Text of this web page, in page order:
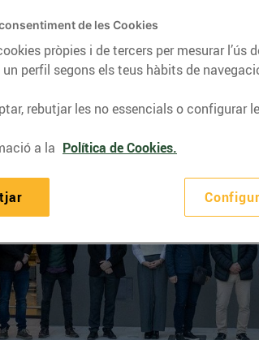
de les Cookies
pròpies i de tercers per mesurar l’ús
un perfil segons els teus hàbits de
rebutjar les no essencials o configurar
a la Política de Cookies.